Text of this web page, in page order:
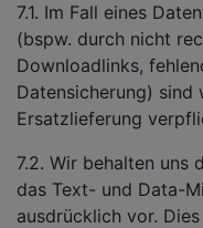
7.1. Im Fall eines
(bspw. durch nicht
Downloadlinks,
Datensicherung) sind
Ersatzlieferung
7.2. Wir behalten uns
das Text- und Data-
ausdrücklich vor.